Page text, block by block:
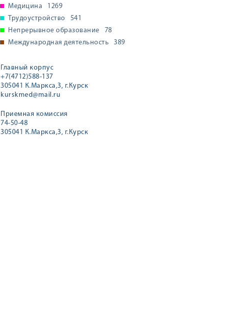
Медицина
1269
Трудоустройство
541
Непрерывное образование
78
Международная деятельность
389
Главный корпус
+7(4712)588-137
305041 К.Маркса,3, г.Курск
kurskmed@mail.ru
Приемная комиссия
74-50-48
305041 К.Маркса,3, г.Курск